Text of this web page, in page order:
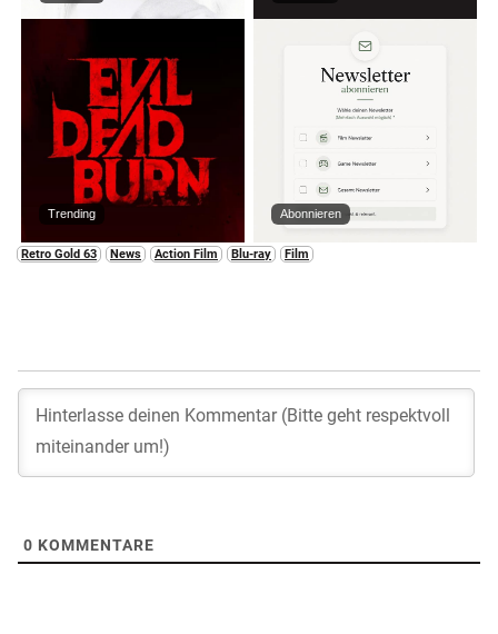
Trending Abonnieren
Retro Gold 63 News Action Film Blu-ray Film
0 KOMMENTARE